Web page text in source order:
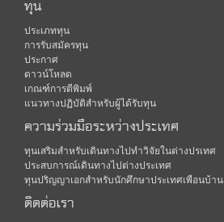
ทุน
ประเภททุน
การรับสมัครทุน
ประกาศ
ดาวน์โหลด
เกณฑ์การตีพิมพ์
แนวทางปฏิบัติสำหรับผู้ได้รับทุน
ความร่วมมือระหว่างประเทศ
ทุนเสริมสำหรับเดินทางไปทำวิจัยในต่างปรเทศ
ประสบการณ์เดินทางไปต่างประเทศ
ทุนปริญญาเอกสำหรับนักศึกษาประเทศเพือนบ้าน
ติดต่อเรา